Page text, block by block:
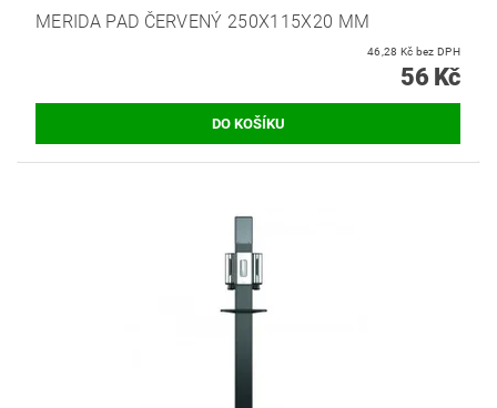
MERIDA PAD ČERVENÝ 250X115X20 MM
46,28 Kč bez DPH
56 Kč